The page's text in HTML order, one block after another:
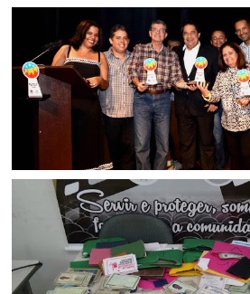
Mais uma vez Senhor do Bonfim é
Melhores do São João